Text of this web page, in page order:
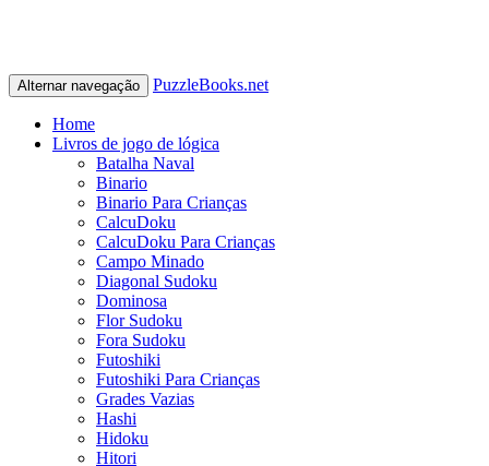
Alternar navegação PuzzleBooks.net
Home
Livros de jogo de lógica
Batalha Naval
Binario
Binario Para Crianças
CalcuDoku
CalcuDoku Para Crianças
Campo Minado
Diagonal Sudoku
Dominosa
Flor Sudoku
Fora Sudoku
Futoshiki
Futoshiki Para Crianças
Grades Vazias
Hashi
Hidoku
Hitori